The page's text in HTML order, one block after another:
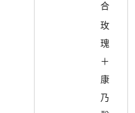
合
玫
瑰
＋
康
乃